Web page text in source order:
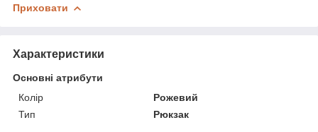
Приховати
Характеристики
Основні атрибути
Колір
Рожевий
Тип
Рюкзак